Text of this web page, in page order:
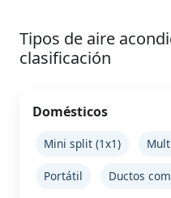
Tipos de aire
clasificación
Domésticos
Mini split (1x1)
Portátil Ductos